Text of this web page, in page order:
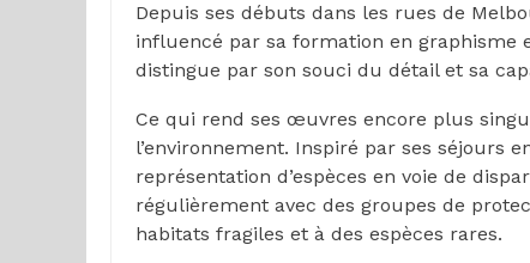
Depuis ses débuts dans les rues de
influencé par sa formation en graphisme
distingue par son souci du détail et sa
Ce qui rend ses œuvres encore plus
l’environnement. Inspiré par ses séjours
représentation d’espèces en voie de
régulièrement avec des groupes de
habitats fragiles et à des espèces rares.